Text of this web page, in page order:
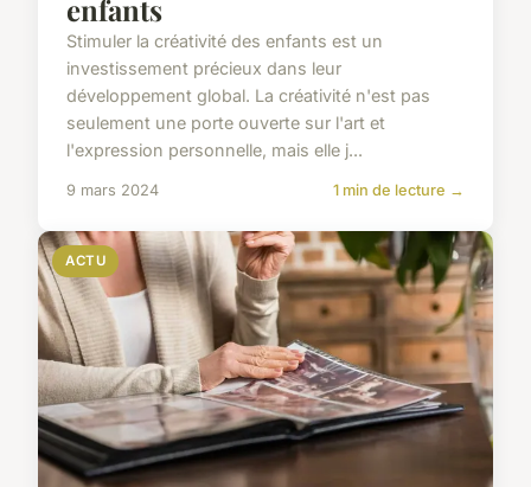
enfants
Stimuler la créativité des enfants est un
investissement précieux dans leur
développement global. La créativité n'est pas
seulement une porte ouverte sur l'art et
l'expression personnelle, mais elle j...
9 mars 2024 1 min de lecture →
ACTU